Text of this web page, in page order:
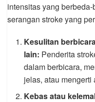
intensitas yang
serangan stroke yang
Kesulitan
lain: Penderita
dalam berbicara,
jelas, atau
Kebas atau